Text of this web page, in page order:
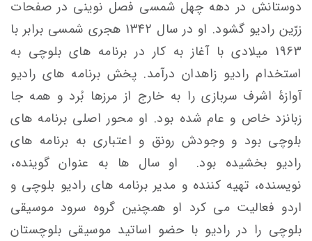
دوستانش در دهه چهل شمسی فصل نوینی در صفحات
زرّین رادیو گشود. او در سال 1342 هجری شمسی برابر با
1963 میلادی با آغاز به کار در برنامه های بلوچی به
استخدام رادیو زاهدان درآمد. پخش برنامه های رادیو
آوازۀ اشرف سربازی را به خارج از مرزها بُرد و همه جا
زبانزد خاص و عام شده بود. او محور اصلی برنامه های
بلوچی بود و وجودش رونق و اعتباری به برنامه های
رادیو بخشیده بود. او سال ها به عنوان گوینده،
نویسنده، تهیه کننده و مدیر برنامه های رادیو بلوچی و
اردو فعالیت می کرد او همچنین گروه سرود موسیقی
بلوچی را در رادیو با حضو اساتید موسیقی بلوچستان